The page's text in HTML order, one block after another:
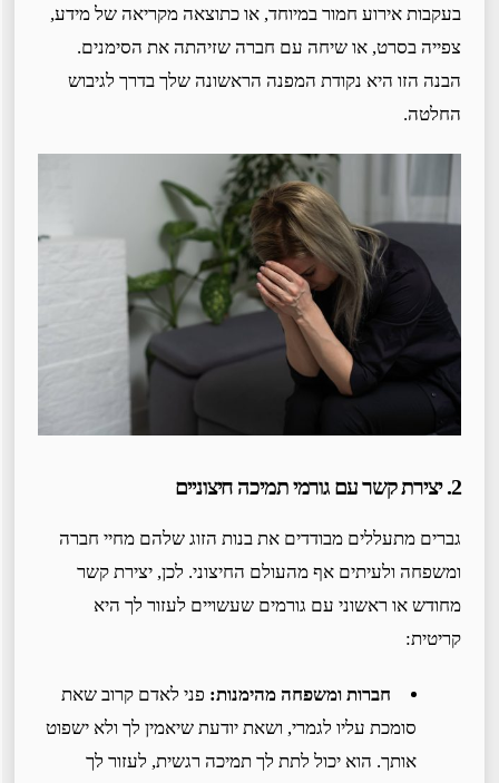
בעקבות אירוע חמור במיוחד, או כתוצאה מקריאה של מידע,
צפייה בסרט, או שיחה עם חברה שזיהתה את הסימנים.
הבנה הזו היא נקודת המפנה הראשונה שלך בדרך לגיבוש
החלטה.
2. יצירת קשר עם גורמי תמיכה חיצוניים
גברים מתעללים מבודדים את בנות הזוג שלהם מחיי חברה
ומשפחה ולעיתים אף מהעולם החיצוני. לכן, יצירת קשר
מחודש או ראשוני עם גורמים שעשויים לעזור לך היא
קריטית:
חברות ומשפחה מהימנות:פני לאדם קרוב שאת
סומכת עליו לגמרי, ושאת יודעת שיאמין לך ולא ישפוט
אותך. הוא יכול לתת לך תמיכה רגשית, לעזור לך